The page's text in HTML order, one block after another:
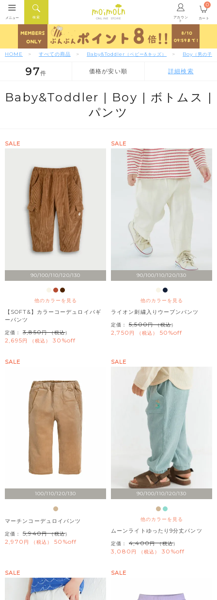
ONLINE STORE アカウン
ト
検索
メニュー カート
0
HOME すべての商品 Baby&Toddler （ベビー&キッズ） Boy （男の子）
価格が安い順
価格が安い順
97件 詳細検索
Baby&Toddler | Boy | ボトムス |
パンツ
90/100/110/120/130
他のカラーを見る
SALE
【SOFT&】カラーコーデュロイバギ
ーパンツ
定価： 3,850 （税込）
2,695 税込 30%off
90/100/110/120/130
他のカラーを見る
SALE
ライオン刺繍入りウーブンパンツ
定価： 5,500 （税込）
2,750 税込 50%off
100/110/120/130
SALE
マーチンコーデュロイパンツ
定価： 5,940 （税込）
2,970 税込 50%off
90/100/110/120/130
他のカラーを見る
SALE
ムーンライトゆったり9分丈パンツ
定価： 4,400 （税込）
3,080 税込 30%off
SALE SALE